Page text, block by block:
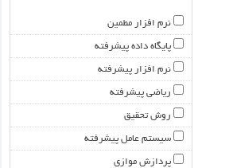
نرم افزار مطمین
پایگاه داده پیشرفته
نرم افزار پیشرفته
ریاضی پیشرفته
روش تحقیق
سیستم عامل پیشرفته
پردازش موازی